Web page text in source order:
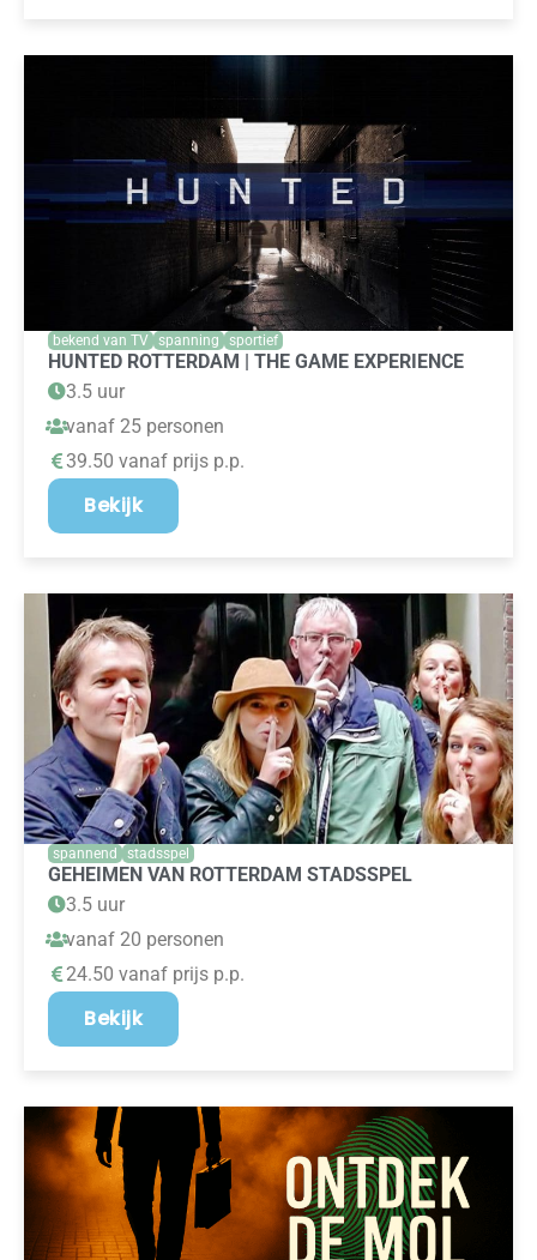
bekend van TV spanning sportief
HUNTED ROTTERDAM | THE GAME EXPERIENCE
3.5 uur
vanaf 25 personen
39.50 vanaf prijs p.p.
Bekijk
spannend stadsspel
GEHEIMEN VAN ROTTERDAM STADSSPEL
3.5 uur
vanaf 20 personen
24.50 vanaf prijs p.p.
Bekijk